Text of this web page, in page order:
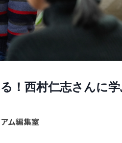
！西村仁志さんに
ム編集室